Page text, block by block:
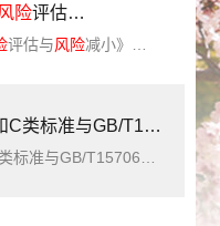
险评估与 减小》（
评估与风险减小》（GB/T15706-2012）【全文附高清无水印PDF+可编辑Word版下载】英文标准名称：Safety of machinery-General principles for design - Risk assessment and risk reduction简介：本标准规定
2018）【全文附高清无水印PDF+Word版下载】